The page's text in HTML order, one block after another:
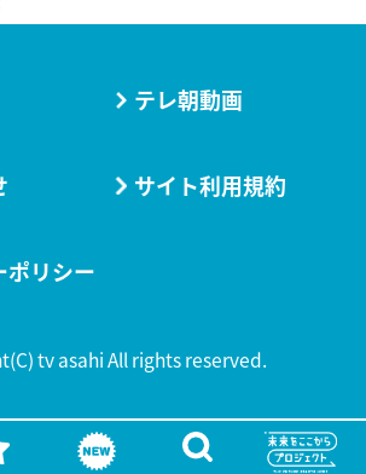
テレ朝動画
サイト利用規約
ポリシー
tv asahi All rights reserved.